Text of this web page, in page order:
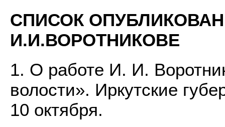
СПИСОК
И.И.ВОРОТНИКОВЕ
1. О работе И. И.
волости». Иркутские
10 октября.